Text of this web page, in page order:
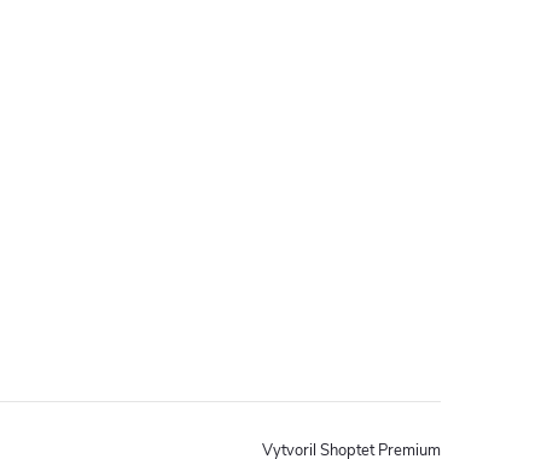
Vytvoril Shoptet Premium